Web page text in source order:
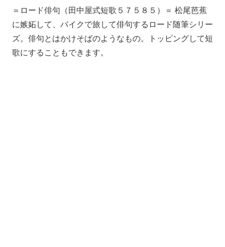
＝ロード俳句（田中屋式短歌５７５８５）＝ 松尾芭蕉
に嫉妬して、バイクで旅して俳句するロード随筆シリー
ズ。俳句とはかけそばのようなもの。トッピングして短
歌にすることもできます。